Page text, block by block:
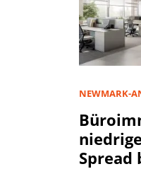
NEWMARK-
Spread